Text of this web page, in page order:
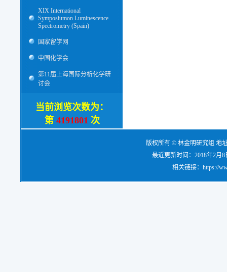
XIX International
Symposiumon Luminescence
Spectrometry (Spain)
国家留学网
中国化学会
第11届上海国际分析化学研
讨会
当前浏览次数为：
第 4191801 次
版权所有 © 林金明研究组 地
最近更新时间：2018年2月8
相关链接：https://